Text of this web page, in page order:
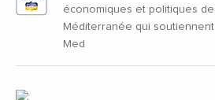
économiques et politiques
Méditerranée qui
Med